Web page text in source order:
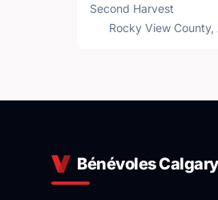
Second Harvest
Rocky View County,
Bénévoles Calgary